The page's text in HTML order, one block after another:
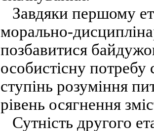
Завдяки першому
морально-
позбавитися
особистісну
ступінь розуміння
рівень осягнення
Сутність другого